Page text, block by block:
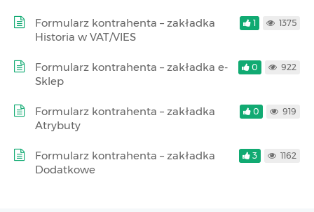
Formularz kontrahenta – zakładka
Historia w VAT/VIES
1 1375
Formularz kontrahenta – zakładka e-
Sklep
0 922
Formularz kontrahenta – zakładka
Atrybuty
0 919
Formularz kontrahenta – zakładka
Dodatkowe
3 1162